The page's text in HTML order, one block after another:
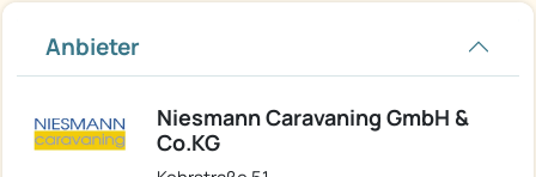
Anbieter
Niesmann Caravaning GmbH &
Co.KG